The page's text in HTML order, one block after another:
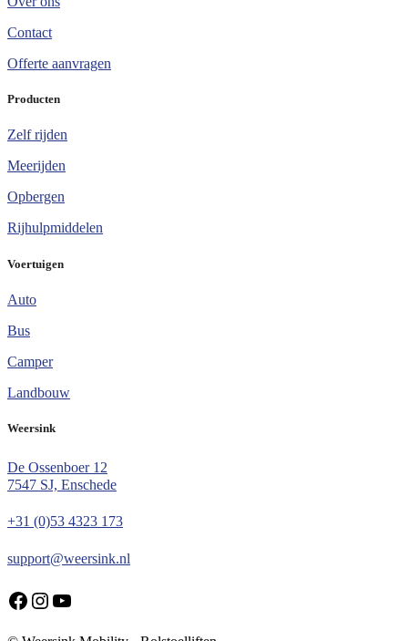
Contact
Offerte aanvragen
Producten
Zelf rijden
Meerijden
Opbergen
Rijhulpmiddelen
Voertuigen
Auto
Bus
Camper
Landbouw
Weersink
De Ossenboer 12
7547 SJ, Enschede
+31 (0)53 4323 173
support@weersink.nl
Facebook
Instagram
YouTube